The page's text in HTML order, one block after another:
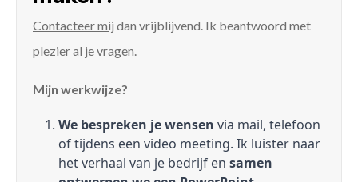
Contacteer mij dan vrijblijvend. Ik beantwoord met
plezier al je vragen.
Mijn werkwijze?
We bespreken je wensen via mail, telefoon
of tijdens een video meeting. Ik luister naar
het verhaal van je bedrijf en samen